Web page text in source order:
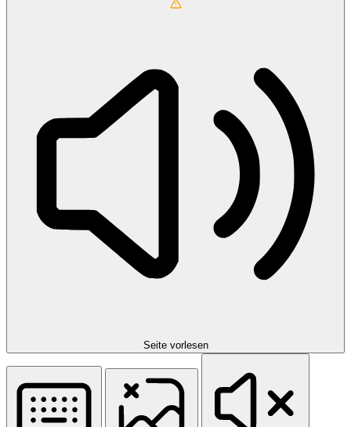
Seite vorlesen